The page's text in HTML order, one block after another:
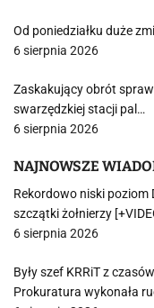
Od poniedziałku duże
6 sierpnia 2026
Zaskakujący obrót
swarzędzkiej stacji pal…
6 sierpnia 2026
NAJNOWSZE
Rekordowo niski poziom
szczątki żołnierzy
6 sierpnia 2026
Były szef KRRiT z
Prokuratura wykonała